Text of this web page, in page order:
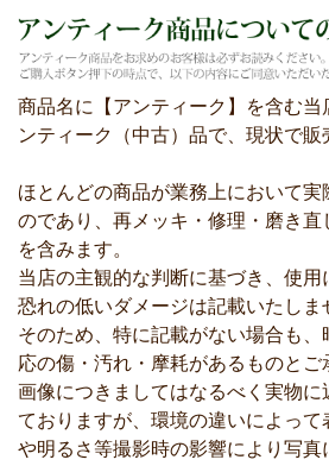
商品名に【アンティーク】を含む当
ンティーク（中古）品で、現状で販
ほとんどの商品が業務上において実
のであり、再メッキ・修理・磨き
を含みます。
当店の主観的な判断に基づき、使
恐れの低いダメージは記載いたしま
そのため、特に記載がない場合も
応の傷・汚れ・摩耗があるものとご
画像につきましてはなるべく実物に
ておりますが、環境の違いによっ
や明るさ等撮影時の影響により写